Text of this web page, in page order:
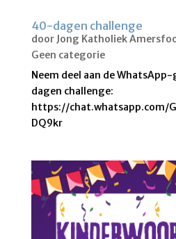
40-dagen challenge
door Jong Katholiek
Geen categorie
Neem deel aan de
dagen challenge:
https://chat.whatsapp.com/
DQ9kr